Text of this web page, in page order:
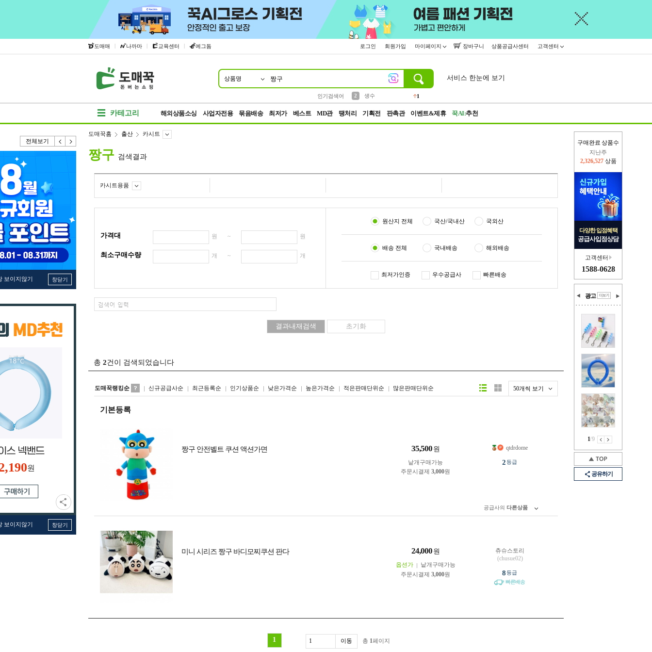
도매매 | 나까마 | 교육센터 | 에그돔 로그인 회원가입 마이페이지 장바구니 상품공급사센터 고객센터
상품명
인기검색어
2
생수
1
서비스 한눈에 보기
카테고리 해외상품소싱 사업자전용 묶음배송 최저가 베스트 MD관 땡처리 기획전 판촉관 이벤트&제휴 꾹AI:추천
전체보기
보이지않기 창닫기
원
보이지않기 창닫기
구매완료 상품수
지난주
2,326,527 상품
다양한 입점혜택
공급사입점상담
고객센터
1588-0628
광고
1/9
공유하기
도매꾹홈 출산 카시트
짱구 검색결과
카시트용품
가격대 원 ~ 원
최소구매수량 개 ~ 개
원산지 전체 국산/국내산 국외산
배송 전체 국내배송 해외배송
최저가인증 우수공급사 빠른배송
총 2건이 검색되었습니다
도매꾹랭킹순 신규공급사순 최근등록순 인기상품순 낮은가격순 높은가격순 적은판매단위순 많은판매단위순 50개씩 보기
리스트형갤러리형
기본등록
짱구 안전벨트 쿠션 액션가면 35,500 원
낱개구매가능
주문시결제 3,000원
qtdrdome
2등급
공급사의 다른상품
미니 시리즈 짱구 바디모찌쿠션 판다 24,000 원
옵션가
낱개구매가능
주문시결제 3,000원
츄슈스토리
(chusue02)
8등급
빠른배송
1 총 1페이지